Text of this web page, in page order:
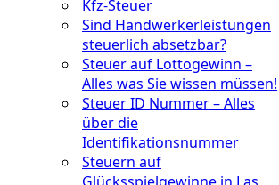
Kfz-Steuer
Sind Handwerkerleistungen
steuerlich absetzbar?
Steuer auf Lottogewinn –
Alles was Sie wissen müssen!
Steuer ID Nummer – Alles
über die
Identifikationsnummer
Steuern auf